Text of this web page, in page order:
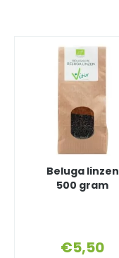
Beluga linzen
500 gram
€5,50